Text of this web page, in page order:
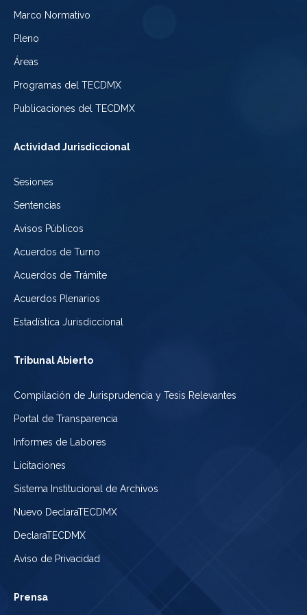
Marco Normativo
Pleno
Áreas
Programas del TECDMX
Publicaciones del TECDMX
Actividad Jurisdiccional
Sesiones
Sentencias
Avisos Públicos
Acuerdos de Turno
Acuerdos de Trámite
Acuerdos Plenarios
Estadística Jurisdiccional
Tribunal Abierto
Compilación de Jurisprudencia y Tesis Relevantes
Portal de Transparencia
Informes de Labores
Licitaciones
Sistema Institucional de Archivos
Nuevo DeclaraTECDMX
DeclaraTECDMX
Aviso de Privacidad
Prensa